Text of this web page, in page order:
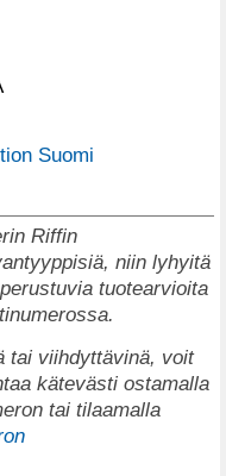
Suomi
Riffin
niin lyhyitä
tuotearvioita
tai viihdyttävinä, voit
kätevästi ostamalla
tai tilaamalla